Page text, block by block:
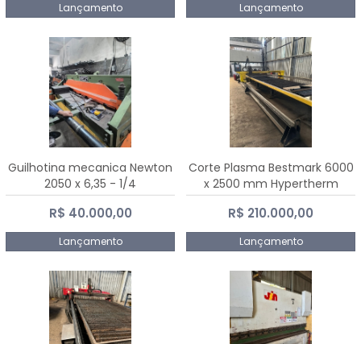
Lançamento Lançamento
Guilhotina mecanica Newton
2050 x 6,35 - 1/4
R$ 40.000,00
Lançamento
Corte Plasma Bestmark 6000
x 2500 mm Hypertherm
MaxPro 200
R$ 210.000,00
Lançamento